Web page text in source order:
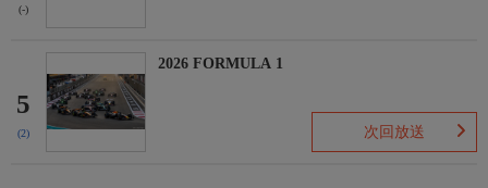
(-)
5
(2)
2026 FORMULA 1
次回放送